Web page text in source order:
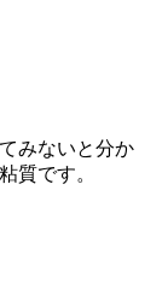
みないと分か
質です。